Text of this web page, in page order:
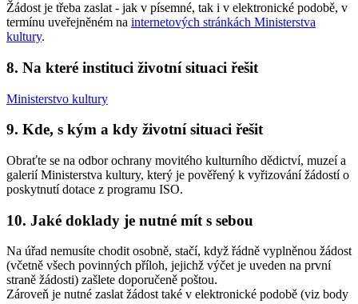
Žádost je třeba zaslat - jak v písemné, tak i v elektronické podobě, v
termínu uveřejněném na internetových stránkách Ministerstva
kultury.
8. Na které instituci životní situaci řešit
Ministerstvo kultury
9. Kde, s kým a kdy životní situaci řešit
Obraťte se na odbor ochrany movitého kulturního dědictví, muzeí a
galerií Ministerstva kultury, který je pověřený k vyřizování žádostí o
poskytnutí dotace z programu ISO.
10. Jaké doklady je nutné mít s sebou
Na úřad nemusíte chodit osobně, stačí, když řádně vyplněnou žádost
(včetně všech povinných příloh, jejichž výčet je uveden na první
straně žádosti) zašlete doporučeně poštou.
Zároveň je nutné zaslat žádost také v elektronické podobě (viz body